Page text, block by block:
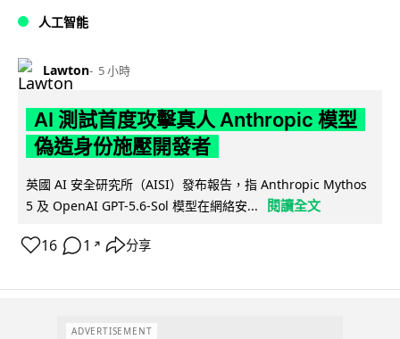
人工智能
Lawton 5 小時
AI 測試首度攻擊真人 Anthropic 模型
偽造身份施壓開發者
英國 AI 安全研究所（AISI）發布報告，指 Anthropic Mythos
5 及 OpenAI GPT-5.6-Sol 模型在網絡安...
閱讀全文
16 1 ↗ 分享
ADVERTISEMENT